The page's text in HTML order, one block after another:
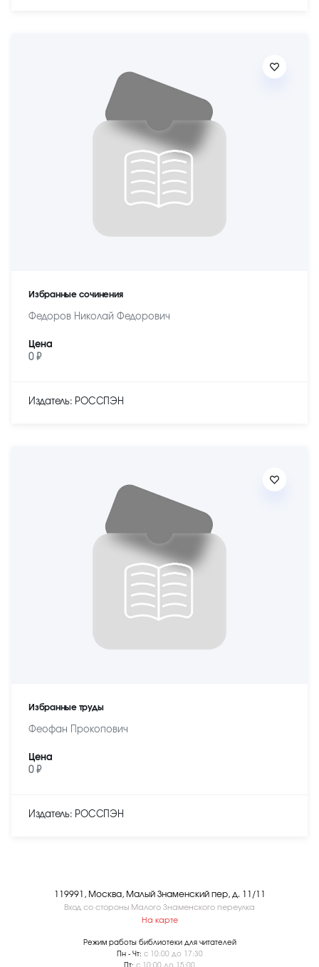
Избранные сочинения
Федоров Николай Федорович
Цена
0 ₽
Издатель: РОССПЭН
Избранные труды
Феофан Прокопович
Цена
0 ₽
Издатель: РОССПЭН
119991, Москва, Малый Знаменский пер, д. 11/11
Вход со стороны Малого Знаменского переулка
На карте
Режим работы библиотеки для читателей
Пн - Чт: с 10:00 до 17:30
Пт: с 10:00 до 15:00